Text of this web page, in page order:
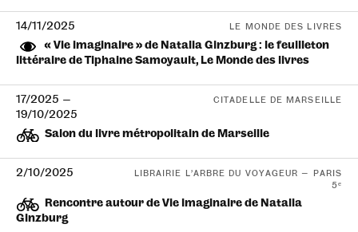
14/11/2025
« Vie imaginaire » de Natalia Ginzburg : le feuilleton
littéraire de Tiphaine Samoyault, Le Monde des livres
LE MONDE DES LIVRES
17/2025 —
19/10/2025
Salon du livre métropolitain de Marseille
CITADELLE DE MARSEILLE
2/10/2025
Rencontre autour de Vie imaginaire de Natalia
Ginzburg
LIBRAIRIE L’ARBRE DU VOYAGEUR — PARIS
5ᵉ